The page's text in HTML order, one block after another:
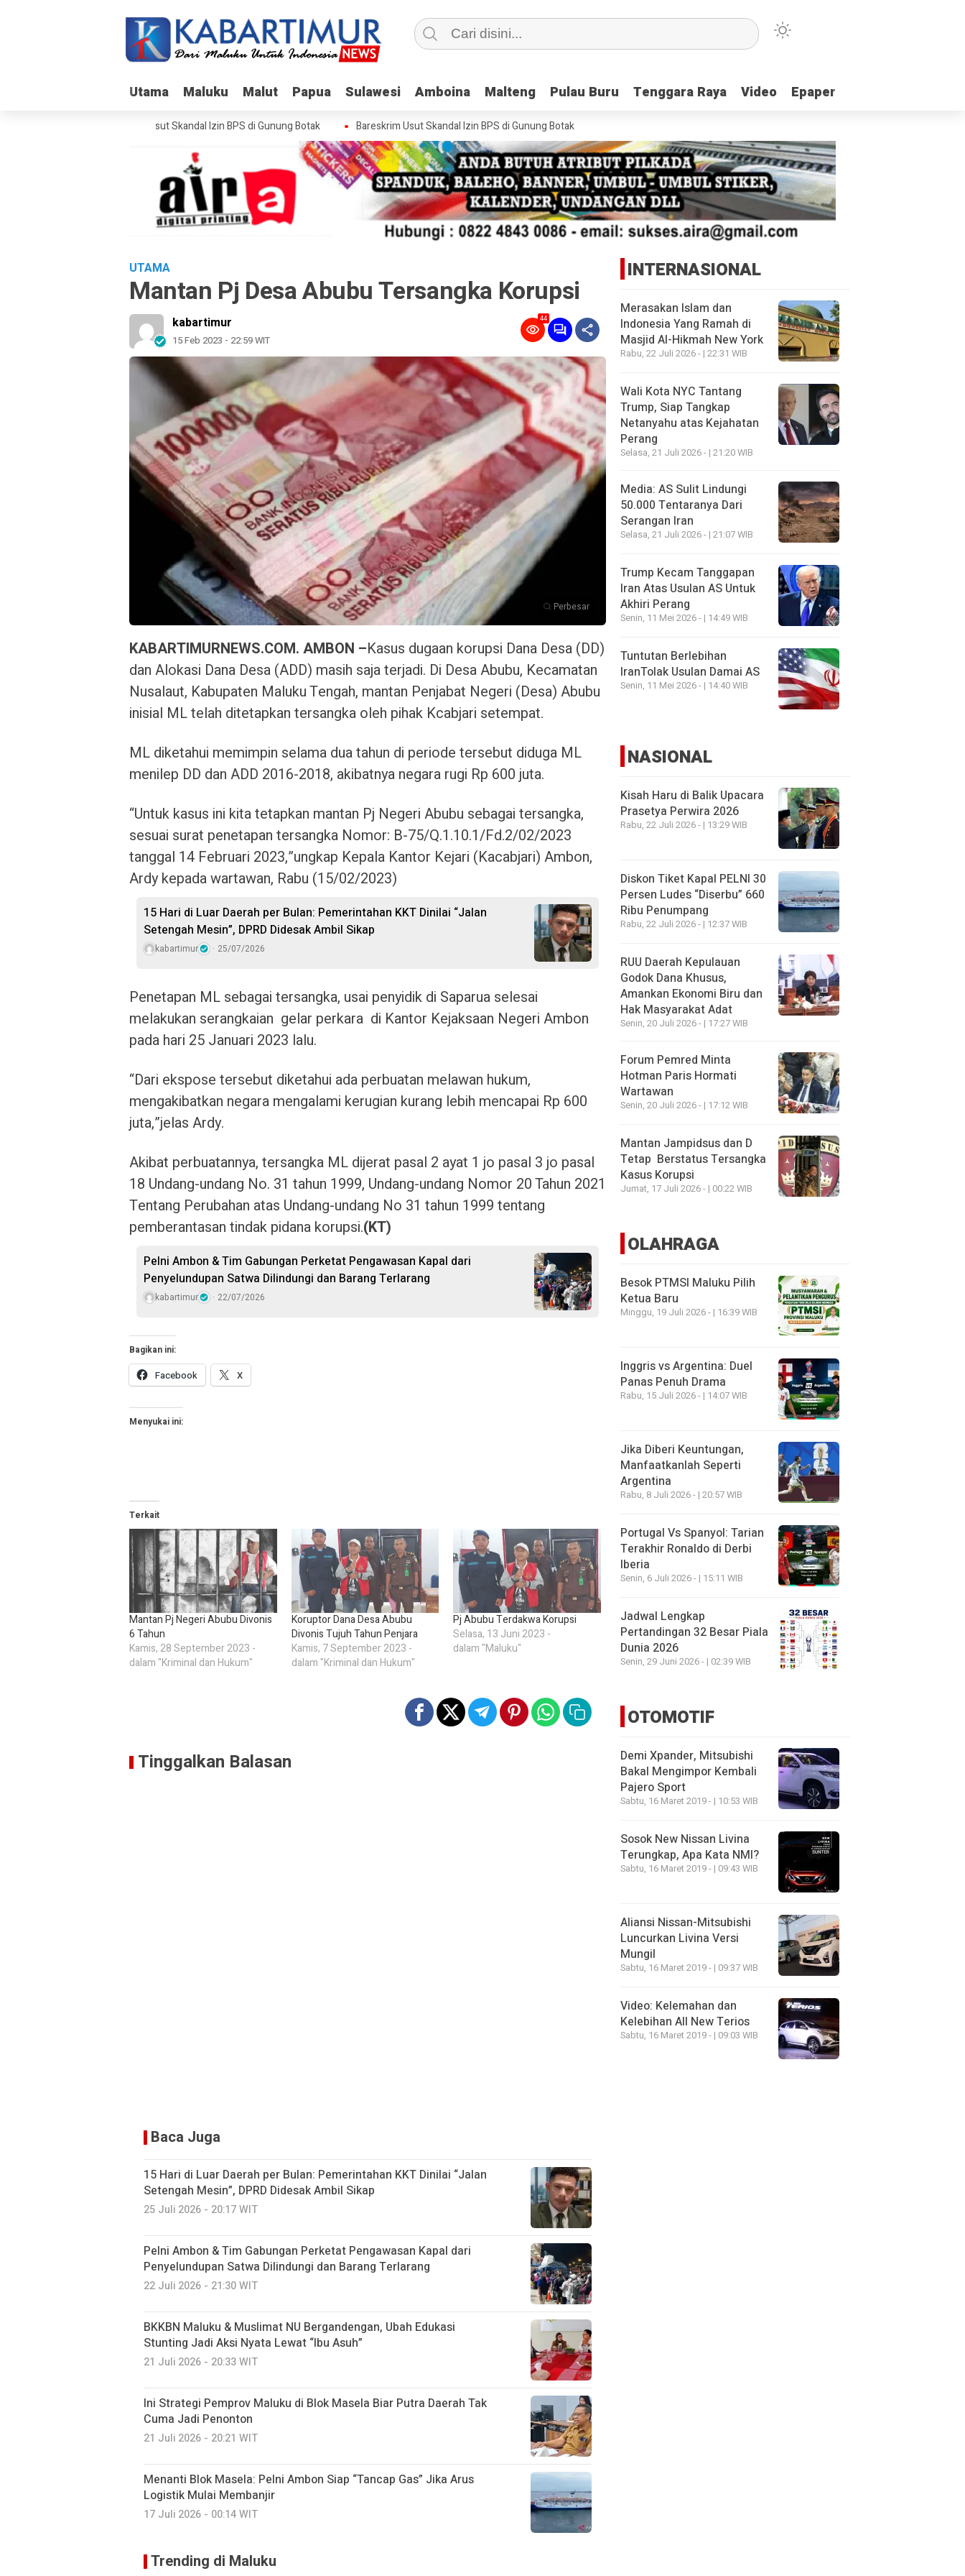
Utama Maluku Malut Papua Sulawesi Amboina Malteng Pulau Buru Tenggara Raya Video Epaper
Utama Maluku Malut Papua Sulawesi Amboina Malteng Pulau Buru Tenggara Raya Video Epaper
Bareskrim Usut Skandal Izin BPS di Gunung Botak Bareskrim Usut Skandal Izin BPS di Gunung Botak
UTAMA
Mantan Pj Desa Abubu Tersangka Korupsi
kabartimur
15 Feb 2023 - 22:59 WIT
44
Perbesar
KABARTIMURNEWS.COM. AMBON –Kasus dugaan korupsi Dana Desa (DD)
dan Alokasi Dana Desa (ADD) masih saja terjadi. Di Desa Abubu, Kecamatan
Nusalaut, Kabupaten Maluku Tengah, mantan Penjabat Negeri (Desa) Abubu
inisial ML telah ditetapkan tersangka oleh pihak Kcabjari setempat.
ML diketahui memimpin selama dua tahun di periode tersebut diduga ML
menilep DD dan ADD 2016-2018, akibatnya negara rugi Rp 600 juta.
“Untuk kasus ini kita tetapkan mantan Pj Negeri Abubu sebagai tersangka,
sesuai surat penetapan tersangka Nomor: B-75/Q.1.10.1/Fd.2/02/2023
tanggal 14 Februari 2023,”ungkap Kepala Kantor Kejari (Kacabjari) Ambon,
Ardy kepada wartawan, Rabu (15/02/2023)
15 Hari di Luar Daerah per Bulan: Pemerintahan KKT Dinilai “Jalan
Setengah Mesin”, DPRD Didesak Ambil Sikap
kabartimur 25/07/2026
Penetapan ML sebagai tersangka, usai penyidik di Saparua selesai
melakukan serangkaian gelar perkara di Kantor Kejaksaan Negeri Ambon
pada hari 25 Januari 2023 lalu.
“Dari ekspose tersebut diketahui ada perbuatan melawan hukum,
mengakibatkan negara mengalami kerugian kurang lebih mencapai Rp 600
juta,”jelas Ardy.
Akibat perbuatannya, tersangka ML dijerat pasal 2 ayat 1 jo pasal 3 jo pasal
18 Undang-undang No. 31 tahun 1999, Undang-undang Nomor 20 Tahun 2021
Tentang Perubahan atas Undang-undang No 31 tahun 1999 tentang
pemberantasan tindak pidana korupsi.(KT)
Pelni Ambon & Tim Gabungan Perketat Pengawasan Kapal dari
Penyelundupan Satwa Dilindungi dan Barang Terlarang
kabartimur 22/07/2026
Bagikan ini:
Facebook X
Menyukai ini:
Terkait
Mantan Pj Negeri Abubu Divonis
6 Tahun
Kamis, 28 September 2023 -
dalam "Kriminal dan Hukum"
Koruptor Dana Desa Abubu
Divonis Tujuh Tahun Penjara
Kamis, 7 September 2023 -
dalam "Kriminal dan Hukum"
Pj Abubu Terdakwa Korupsi
Selasa, 13 Juni 2023 -
dalam "Maluku"
Tinggalkan Balasan
Baca Juga
15 Hari di Luar Daerah per Bulan: Pemerintahan KKT Dinilai “Jalan
Setengah Mesin”, DPRD Didesak Ambil Sikap
25 Juli 2026 - 20:17 WIT
Pelni Ambon & Tim Gabungan Perketat Pengawasan Kapal dari
Penyelundupan Satwa Dilindungi dan Barang Terlarang
22 Juli 2026 - 21:30 WIT
BKKBN Maluku & Muslimat NU Bergandengan, Ubah Edukasi
Stunting Jadi Aksi Nyata Lewat “Ibu Asuh”
21 Juli 2026 - 20:33 WIT
Ini Strategi Pemprov Maluku di Blok Masela Biar Putra Daerah Tak
Cuma Jadi Penonton
21 Juli 2026 - 20:21 WIT
Menanti Blok Masela: Pelni Ambon Siap “Tancap Gas” Jika Arus
Logistik Mulai Membanjir
17 Juli 2026 - 00:14 WIT
Trending di Maluku
INTERNASIONAL
Merasakan Islam dan
Indonesia Yang Ramah di
Masjid Al-Hikmah New York
Rabu, 22 Juli 2026 - | 22:31 WIB
Wali Kota NYC Tantang
Trump, Siap Tangkap
Netanyahu atas Kejahatan
Perang
Selasa, 21 Juli 2026 - | 21:20 WIB
Media: AS Sulit Lindungi
50.000 Tentaranya Dari
Serangan Iran
Selasa, 21 Juli 2026 - | 21:07 WIB
Trump Kecam Tanggapan
Iran Atas Usulan AS Untuk
Akhiri Perang
Senin, 11 Mei 2026 - | 14:49 WIB
Tuntutan Berlebihan
IranTolak Usulan Damai AS
Senin, 11 Mei 2026 - | 14:40 WIB
NASIONAL
Kisah Haru di Balik Upacara
Prasetya Perwira 2026
Rabu, 22 Juli 2026 - | 13:29 WIB
Diskon Tiket Kapal PELNI 30
Persen Ludes “Diserbu” 660
Ribu Penumpang
Rabu, 22 Juli 2026 - | 12:37 WIB
RUU Daerah Kepulauan
Godok Dana Khusus,
Amankan Ekonomi Biru dan
Hak Masyarakat Adat
Senin, 20 Juli 2026 - | 17:27 WIB
Forum Pemred Minta
Hotman Paris Hormati
Wartawan
Senin, 20 Juli 2026 - | 17:12 WIB
Mantan Jampidsus dan D
Tetap Berstatus Tersangka
Kasus Korupsi
Jumat, 17 Juli 2026 - | 00:22 WIB
OLAHRAGA
Besok PTMSI Maluku Pilih
Ketua Baru
Minggu, 19 Juli 2026 - | 16:39 WIB
Inggris vs Argentina: Duel
Panas Penuh Drama
Rabu, 15 Juli 2026 - | 14:07 WIB
Jika Diberi Keuntungan,
Manfaatkanlah Seperti
Argentina
Rabu, 8 Juli 2026 - | 20:57 WIB
Portugal Vs Spanyol: Tarian
Terakhir Ronaldo di Derbi
Iberia
Senin, 6 Juli 2026 - | 15:11 WIB
Jadwal Lengkap
Pertandingan 32 Besar Piala
Dunia 2026
Senin, 29 Juni 2026 - | 02:39 WIB
OTOMOTIF
Demi Xpander, Mitsubishi
Bakal Mengimpor Kembali
Pajero Sport
Sabtu, 16 Maret 2019 - | 10:53 WIB
Sosok New Nissan Livina
Terungkap, Apa Kata NMI?
Sabtu, 16 Maret 2019 - | 09:43 WIB
Aliansi Nissan-Mitsubishi
Luncurkan Livina Versi
Mungil
Sabtu, 16 Maret 2019 - | 09:37 WIB
Video: Kelemahan dan
Kelebihan All New Terios
Sabtu, 16 Maret 2019 - | 09:03 WIB